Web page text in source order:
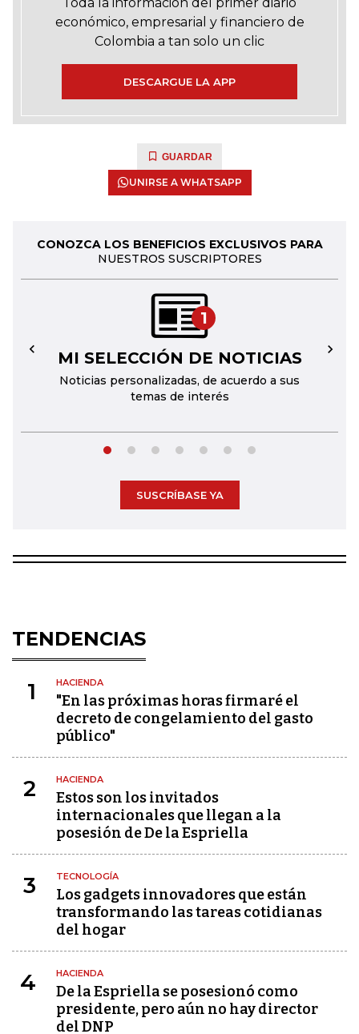
económico, empresarial y financiero de
Colombia a tan solo un clic
DESCARGUE LA APP
GUARDAR
UNIRSE A WHATSAPP
CONOZCA LOS BENEFICIOS EXCLUSIVOS PARA
NUESTROS SUSCRIPTORES
1
MI SELECCIÓN DE NOTICIAS
Noticias personalizadas, de acuerdo a sus
temas de interés
← →
SUSCRÍBASE YA
TENDENCIAS
1 HACIENDA
"En las próximas horas firmaré el
decreto de congelamiento del gasto
público"
2 HACIENDA
Estos son los invitados
internacionales que llegan a la
posesión de De la Espriella
3 TECNOLOGÍA
Los gadgets innovadores que están
transformando las tareas cotidianas
del hogar
4 HACIENDA
De la Espriella se posesionó como
presidente, pero aún no hay director
del DNP